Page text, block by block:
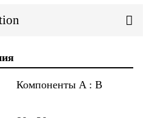
Компоненты A : B